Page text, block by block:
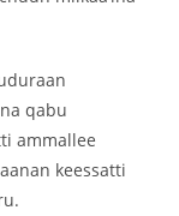
qabu
ammallee
keessatti